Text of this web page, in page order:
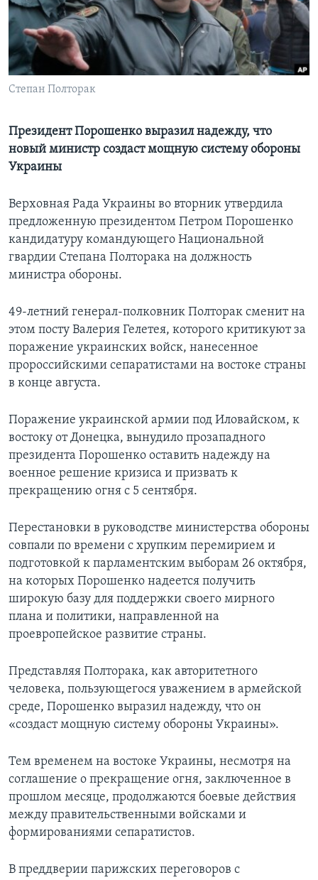
Learning English
СОЦИАЛЬНЫЕ СЕТИ
Языки
Степан Полторак
Президент Порошенко выразил надежду, что
новый министр создаст мощную систему обороны
Украины
Верховная Рада Украины во вторник утвердила
предложенную президентом Петром Порошенко
кандидатуру командующего Национальной
гвардии Степана Полторака на должность
министра обороны.
49-летний генерал-полковник Полторак сменит на
этом посту Валерия Гелетея, которого критикуют за
поражение украинских войск, нанесенное
пророссийскими сепаратистами на востоке страны
в конце августа.
Поражение украинской армии под Иловайском, к
востоку от Донецка, вынудило прозападного
президента Порошенко оставить надежду на
военное решение кризиса и призвать к
прекращению огня с 5 сентября.
Перестановки в руководстве министерства обороны
совпали по времени с хрупким перемирием и
подготовкой к парламентским выборам 26 октября,
на которых Порошенко надеется получить
широкую базу для поддержки своего мирного
плана и политики, направленной на
проевропейское развитие страны.
Представляя Полторака, как авторитетного
человека, пользующегося уважением в армейской
среде, Порошенко выразил надежду, что он
«создаст мощную систему обороны Украины».
Тем временем на востоке Украины, несмотря на
соглашение о прекращение огня, заключенное в
прошлом месяце, продолжаются боевые действия
между правительственными войсками и
формированиями сепаратистов.
В преддверии парижских переговоров с